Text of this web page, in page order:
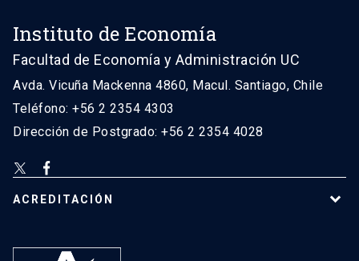
Instituto de Economía
Facultad de Economía y Administración UC
Avda. Vicuña Mackenna 4860, Macul. Santiago, Chile
Teléfono: +56 2 2354 4303
Dirección de Postgrado: +56 2 2354 4028
ACREDITACIÓN